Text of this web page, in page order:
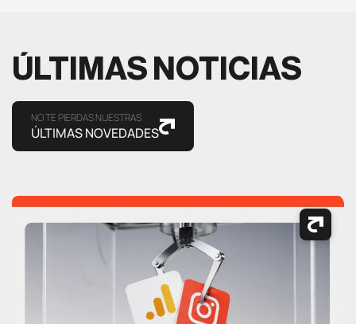
ÚLTIMAS NOTICIAS
NO TE PIERDAS NUESTRAS
ÚLTIMAS NOVEDADES